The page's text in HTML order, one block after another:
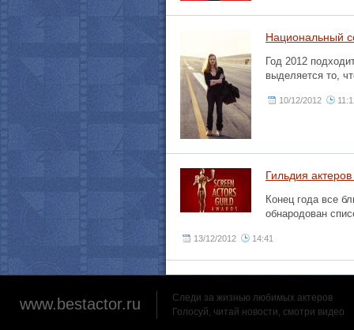
Национальный
Год 2012
выделяется то,
10/12/2012
Гильдия
Конец года все
обнародован
13/12/2012 14:41
www.bestactor.ru
Следи за жизнью любимых актеров
Голосуй, читай новости, смотри видео